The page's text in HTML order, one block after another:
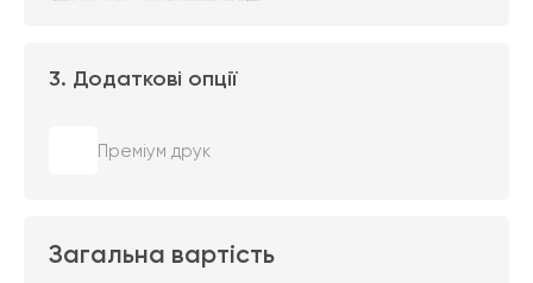
3. Додаткові опції
Преміум друк
Загальна вартість